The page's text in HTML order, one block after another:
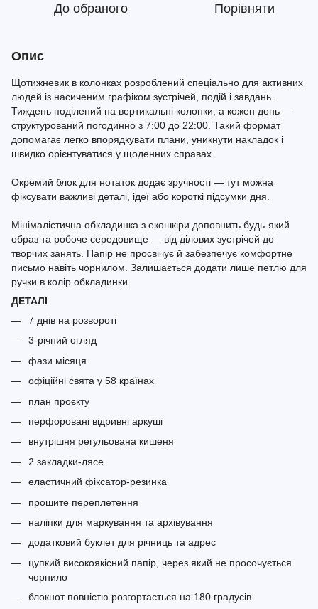
До обраного Порівняти
Опис
Щотижневик в колонках розроблений спеціально для активних
людей із насиченим графіком зустрічей, подій і завдань.
Тиждень поділений на вертикальні колонки, а кожен день —
структурований погодинно з 7:00 до 22:00. Такий формат
допомагає легко впорядкувати плани, уникнути накладок і
швидко орієнтуватися у щоденних справах.
Окремий блок для нотаток додає зручності — тут можна
фіксувати важливі деталі, ідеї або короткі підсумки дня.
Мінімалістична обкладинка з екошкіри доповнить будь-який
образ та робоче середовище — від ділових зустрічей до
творчих занять. Папір не просвічує й забезпечує комфортне
письмо навіть чорнилом. Залишається додати лише петлю для
ручки в колір обкладинки.
ДЕТАЛІ
7 днів на розвороті
3-річний огляд
фази місяця
офіційні свята у 58 країнах
план проєкту
перфоровані відривні аркуші
внутрішня регульована кишеня
2 закладки-лясе
еластичний фіксатор-резинка
прошите переплетення
наліпки для маркування та архівування
додатковий буклет для річниць та адрес
цупкий високоякісний папір, через який не просочується
чорнило
блокнот повністю розгортається на 180 градусів